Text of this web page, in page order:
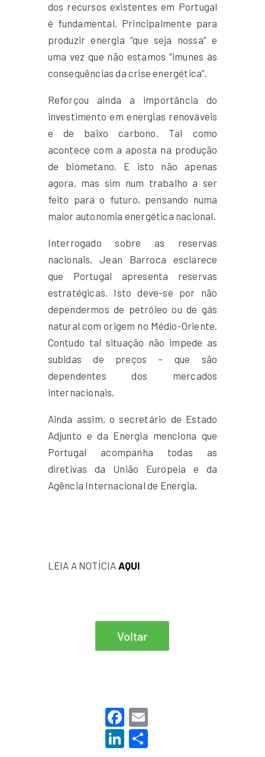
dos recursos existentes em Portugal
é fundamental. Principalmente para
produzir energia “que seja nossa” e
uma vez que não estamos “imunes às
consequências da crise energética”.
Reforçou ainda a importância do
investimento em energias renováveis
e de baixo carbono. Tal como
acontece com a aposta na produção
de biometano. E isto não apenas
agora, mas sim num trabalho a ser
feito para o futuro, pensando numa
maior autonomia energética nacional.
Interrogado sobre as reservas
nacionais, Jean Barroca esclarece
que Portugal apresenta reservas
estratégicas. Isto deve-se por não
dependermos de petróleo ou de gás
natural com origem no Médio-Oriente.
Contudo tal situação não impede as
subidas de preços – que são
dependentes dos mercados
internacionais.
Ainda assim, o secretário de Estado
Adjunto e da Energia menciona que
Portugal acompanha todas as
diretivas da União Europeia e da
Agência Internacional de Energia.
LEIA A NOTÍCIA AQUI
Voltar
F
a
E
m
Li S